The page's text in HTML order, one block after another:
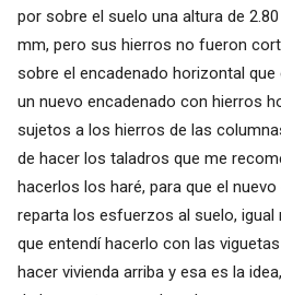
por sobre el suelo una altura de
mm, pero sus hierros no fueron
sobre el encadenado horizontal
un nuevo encadenado con hierros
sujetos a los hierros de las
de hacer los taladros que me
hacerlos los haré, para que el
reparta los esfuerzos al suelo,
que entendí hacerlo con las
hacer vivienda arriba y esa es la